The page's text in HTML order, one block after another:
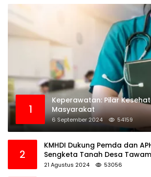
1
Keperawatan: Pilar
Masyarakat
6 September 2024 54159
2
KMHDI Dukung Pemda dan
Sengketa Tanah Desa
21 Agustus 2024 53056